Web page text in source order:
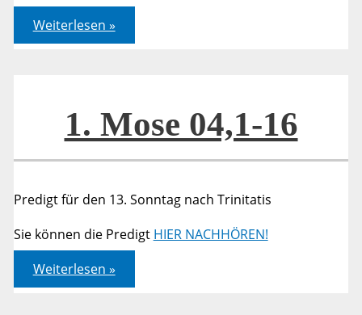
1.
Mose
04,1-
Weiterlesen »
1. Mose 04,1-16
Predigt für den 13. Sonntag nach Trinitatis
Sie können die Predigt HIER NACHHÖREN!
1.
Mose
04,1-
Weiterlesen »